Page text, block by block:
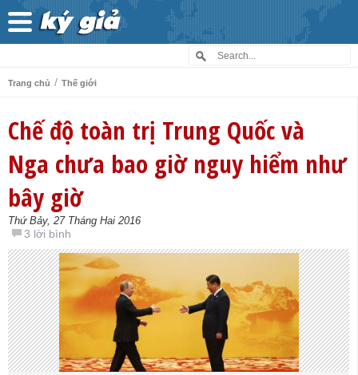
Trang chủ / Thế giới
Chế độ toàn trị Trung Quốc và
Nga chưa bao giờ nguy hiểm như
bây giờ
Thứ Bảy, 27 Tháng Hai 2016
3 lời bình